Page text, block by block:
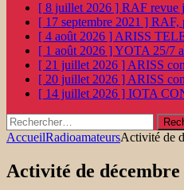
[ 8 juillet 2026 ] RAF revue
[ 17 septembre 2021 ] RAF,
[ 4 août 2026 ] ARISS
[ 1 août 2026 ]YOTA 25/7
[ 21 juillet 2026 ] ARISS
[ 20 juillet 2026 ] ARISS
[ 14 juillet 2026 ] IOTA
Rechercher :
AccueilRadioamateursActivité de
Activité de